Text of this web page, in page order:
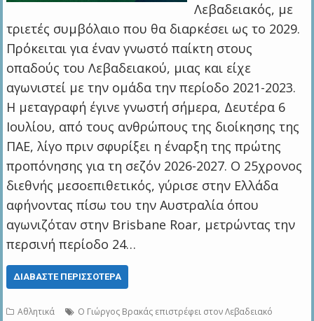
Λεβαδειακός, με
τριετές συμβόλαιο που θα διαρκέσει ως το 2029.
Πρόκειται για έναν γνωστό παίκτη στους
οπαδούς του Λεβαδειακού, μιας και είχε
αγωνιστεί με την ομάδα την περίοδο 2021-2023.
Η μεταγραφή έγινε γνωστή σήμερα, Δευτέρα 6
Ιουλίου, από τους ανθρώπους της διοίκησης της
ΠΑΕ, λίγο πριν σφυρίξει η έναρξη της πρώτης
προπόνησης για τη σεζόν 2026-2027. Ο 25χρονος
διεθνής μεσοεπιθετικός, γύρισε στην Ελλάδα
αφήνοντας πίσω του την Αυστραλία όπου
αγωνιζόταν στην Brisbane Roar, μετρώντας την
περσινή περίοδο 24…
ΔΙΑΒΆΣΤΕ ΠΕΡΙΣΣΌΤΕΡΑ
Αθλητικά Ο Γιώργος Βρακάς επιστρέφει στον Λεβαδειακό